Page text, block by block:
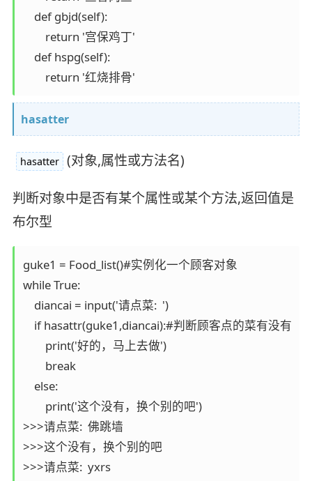
    def gbjd(self):
        return '宫保鸡丁'
    def hspg(self):
        return '红烧排骨'
hasatter
hasatter (对象,属性或方法名)
判断对象中是否有某个属性或某个方法,返回值是
布尔型
guke1 = Food_list()#实例化一个顾客对象
while True:
    diancai = input('请点菜:  ')
    if hasattr(guke1,diancai):#判断顾客点的菜有没有
        print('好的，马上去做')
        break
    else:
        print('这个没有，换个别的吧')
>>>请点菜:  佛跳墙
>>>这个没有，换个别的吧
>>>请点菜:  yxrs